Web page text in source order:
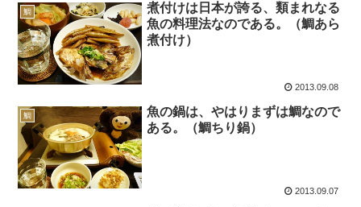
鯛
煮付けは日本が誇る、類まれなる
魚の料理法なのである。（鯛あら
煮付け）
2013.09.08
鯛
魚の鍋は、やはりまずは鯛なので
ある。（鯛ちり鍋）
2013.09.07